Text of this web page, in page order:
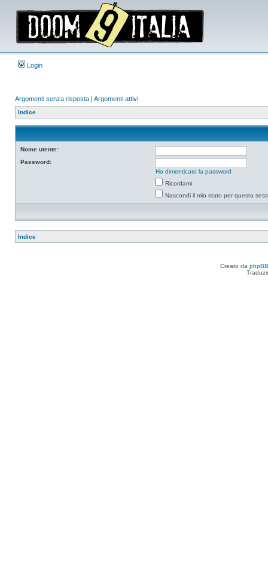
Login
Argomenti senza risposta | Argomenti attivi
Indice
Nome utente:
Password:
Ho dimenticato la password
Ricordami
Nascondi il mio stato per questa
Indice
Creato da phpBB